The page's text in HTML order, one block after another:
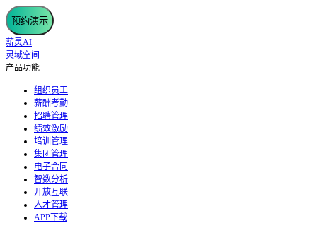
预约演示
薪灵AI
灵域空间
产品功能
组织员工
薪酬考勤
招聘管理
绩效激励
培训管理
集团管理
电子合同
智数分析
开放互联
人才管理
APP下载